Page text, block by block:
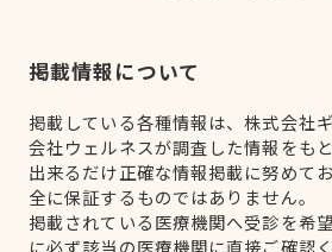
掲載情報について
掲載している各種情報は、株式会社
会社ウェルネスが調査した情報をも
出来るだけ正確な情報掲載に努めて
全に保証するものではありません。
掲載されている医療機関へ受診を希
に必ず該当の医療機関に直接ご確認く